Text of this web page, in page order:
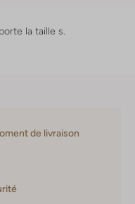
la taille s.
de livraison